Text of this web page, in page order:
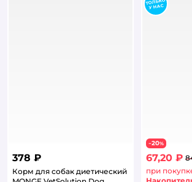
378 ₽
Корм для собак диетический
−20%
67,20 ₽
при